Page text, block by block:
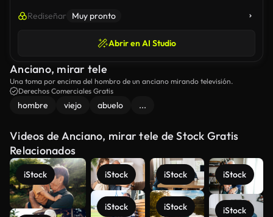
Rediseñar Muy pronto
Abrir en AI Studio
Anciano, mirar tele
Una toma por encima del hombro de un anciano mirando televisión.
Derechos Comerciales Gratis
hombre viejo abuelo ...
Videos de Anciano, mirar tele de Stock Gratis
Relacionados
iStock iStock
iStock
iStock
iStock
iStock
iStock